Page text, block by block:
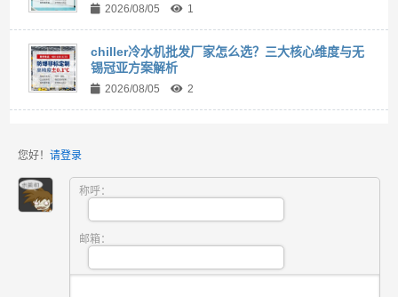
2026/08/05 1
chiller冷水机批发厂家怎么选？三大核心维度与无
锡冠亚方案解析
2026/08/05 2
您好！ 请登录
称呼：
邮箱：